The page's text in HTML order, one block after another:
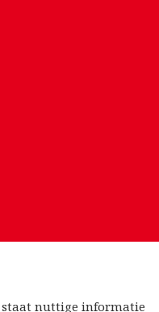
staat nuttige informatie